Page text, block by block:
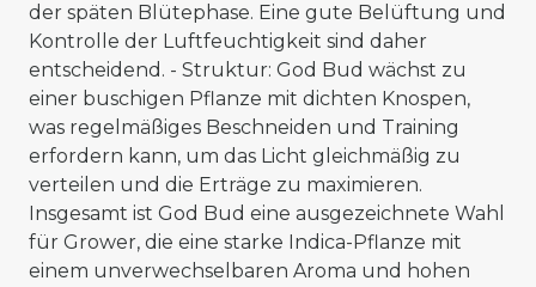
der späten Blütephase. Eine gute Belüftung und
Kontrolle der Luftfeuchtigkeit sind daher
entscheidend. - Struktur: God Bud wächst zu
einer buschigen Pflanze mit dichten Knospen,
was regelmäßiges Beschneiden und Training
erfordern kann, um das Licht gleichmäßig zu
verteilen und die Erträge zu maximieren.
Insgesamt ist God Bud eine ausgezeichnete Wahl
für Grower, die eine starke Indica-Pflanze mit
einem unverwechselbaren Aroma und hohen